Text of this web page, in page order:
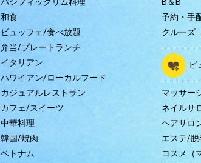
パシフィックリム料理
和食
ビュッフェ/食べ放題
弁当/プレートランチ
イタリアン
ハワイアン/ローカルフード
カジュアルレストラン
カフェ/スイーツ
中華料理
韓国/焼肉
ベトナム
B＆B
予約・手
クルーズ
ビ
マッサー
ネイルサ
ヘアサロ
エステ/脱
コスメ（